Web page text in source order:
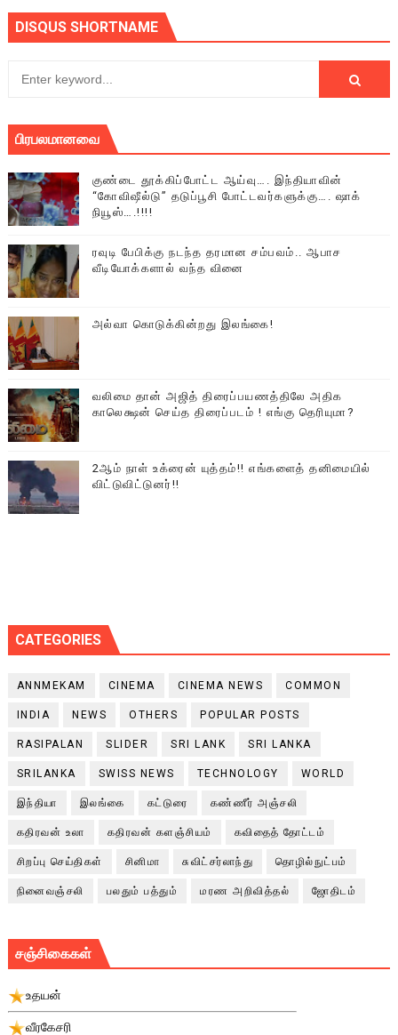
DISQUS SHORTNAME
பிரபலமானவை
குண்டை தூக்கிப்போட்ட ஆய்வு…. இந்தியாவின்
“கோவிஷீல்டு” தடுப்பூசி போட்டவர்களுக்கு…. ஷாக்
நியூஸ்….!!!!
ரவுடி பேபிக்கு நடந்த தரமான சம்பவம்.. ஆபாச
வீடியோக்களால் வந்த வினை
அல்வா கொடுக்கின்றது இலங்கை!
வலிமை தான் அஜித் திரைப்பயணத்திலே அதிக
காலெக்ஷன் செய்த திரைப்படம் ! எங்கு தெரியுமா?
2ஆம் நாள் உக்ரைன் யுத்தம்!! எங்களைத் தனிமையில்
விட்டுவிட்டுனர்!!
CATEGORIES
ANNMEKAM CINEMA CINEMA NEWS COMMON
INDIA NEWS OTHERS POPULAR POSTS
RASIPALAN SLIDER SRI LANK SRI LANKA
SRILANKA SWISS NEWS TECHNOLOGY WORLD
இந்தியா இலங்கை கட்டுரை கண்ணீர் அஞ்சலி
கதிரவன் உலா கதிரவன் களஞ்சியம் கவிதைத் தோட்டம்
சிறப்பு செய்திகள் சினிமா சுவிட்சர்லாந்து தொழில்நுட்பம்
நினைவஞ்சலி பலதும் பத்தும் மரண அறிவித்தல் ஜோதிடம்
சஞ்சிகைகள்
உதயன்
வீரகேசரி